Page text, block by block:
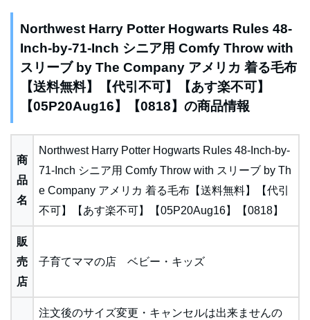
Northwest Harry Potter Hogwarts Rules 48-
Inch-by-71-Inch シニア用 Comfy Throw with
スリーブ by The Company アメリカ 着る毛布
【送料無料】【代引不可】【あす楽不可】
【05P20Aug16】【0818】の商品情報
商
品
名
Northwest Harry Potter Hogwarts Rules 48-Inch-by-
71-Inch シニア用 Comfy Throw with スリーブ by Th
e Company アメリカ 着る毛布【送料無料】【代引
不可】【あす楽不可】【05P20Aug16】【0818】
販
売
店
子育てママの店 ベビー・キッズ
注文後のサイズ変更・キャンセルは出来ませんの